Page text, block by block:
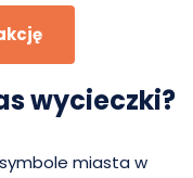
wycieczki?
miasta w